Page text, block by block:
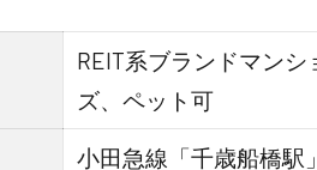
REIT系ブランドマン
ズ、ペット可
小田急線「千歳船橋駅